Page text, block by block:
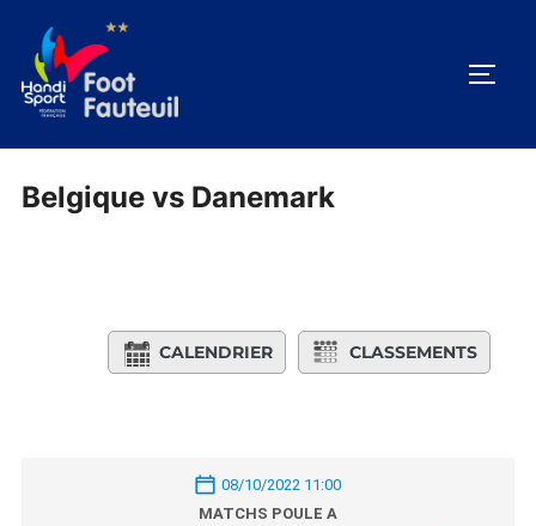
contenu
Belgique vs Danemark
CALENDRIER CLASSEMENTS
08/10/2022 11:00
MATCHS POULE A